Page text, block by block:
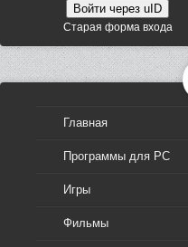
Войти через uID
Старая форма входа
Главная
Программы для PC
Игры
Фильмы